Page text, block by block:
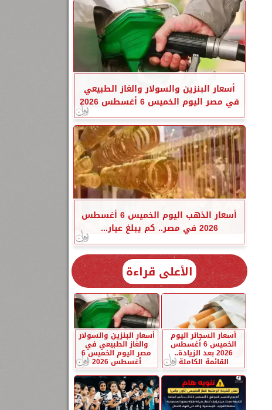
أسعار البنزين والسولار والغاز الطبيعي
في مصر اليوم الخميس 6 أغسطس 2026
أسعار الذهب اليوم الخميس 6 أغسطس
2026 في مصر.. كم يبلغ عيار...
الأعلى قراءة
أسعار السجائر اليوم
الخميس 6 أغسطس
2026 بعد الزيادة..
القائمة الكاملة
أسعار البنزين والسولار
والغاز الطبيعي في
مصر اليوم الخميس 6
أغسطس 2026